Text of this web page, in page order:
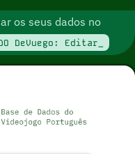
os seus dados no
DeVuego: Editar_